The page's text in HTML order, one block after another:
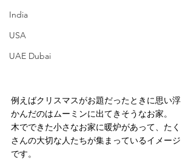
India
USA
UAE Dubai
例えばクリスマスがお題だったときに思い浮
かんだのはムーミンに出てきそうなお家。
木でできた小さなお家に暖炉があって、たく
さんの大切な人たちが集まっているイメージ
です。